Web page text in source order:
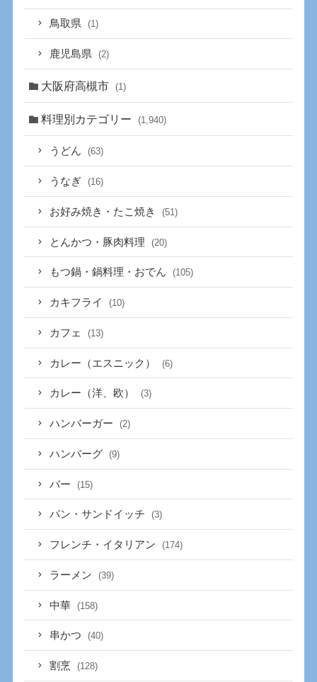
鳥取県 (1)
鹿児島県 (2)
大阪府高槻市 (1)
料理別カテゴリー (1,940)
うどん (63)
うなぎ (16)
お好み焼き・たこ焼き (51)
とんかつ・豚肉料理 (20)
もつ鍋・鍋料理・おでん (105)
カキフライ (10)
カフェ (13)
カレー（エスニック） (6)
カレー（洋、欧） (3)
ハンバーガー (2)
ハンバーグ (9)
バー (15)
パン・サンドイッチ (3)
フレンチ・イタリアン (174)
ラーメン (39)
中華 (158)
串かつ (40)
割烹 (128)